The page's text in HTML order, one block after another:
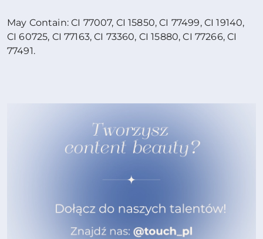
May Contain: CI 77007, CI 15850, CI 77499, CI 19140,
CI 60725, CI 77163, CI 73360, CI 15880, CI 77266, CI
77491.